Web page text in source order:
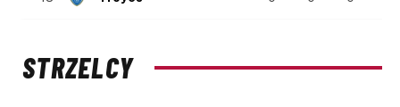
STRZELCY